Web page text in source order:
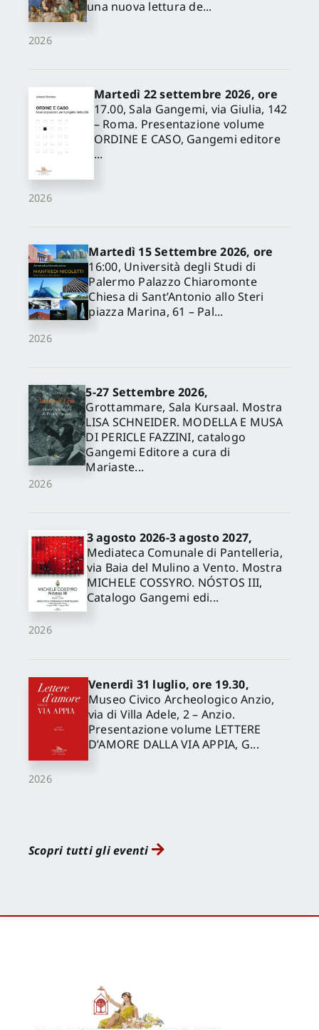
2026
una nuova lettura de...
2026
Martedì 22 settembre 2026, ore
17.00, Sala Gangemi, via Giulia, 142
– Roma. Presentazione volume
ORDINE E CASO, Gangemi editore
...
2026
Martedì 15 Settembre 2026, ore
16:00, Università degli Studi di
Palermo Palazzo Chiaromonte
Chiesa di Sant’Antonio allo Steri
piazza Marina, 61 – Pal...
2026
5-27 Settembre 2026,
Grottammare, Sala Kursaal. Mostra
LISA SCHNEIDER. MODELLA E MUSA
DI PERICLE FAZZINI, catalogo
Gangemi Editore a cura di
Mariaste...
2026
3 agosto 2026-3 agosto 2027,
Mediateca Comunale di Pantelleria,
via Baia del Mulino a Vento. Mostra
MICHELE COSSYRO. NÓSTOS III,
Catalogo Gangemi edi...
2026
Venerdì 31 luglio, ore 19.30,
Museo Civico Archeologico Anzio,
via di Villa Adele, 2 – Anzio.
Presentazione volume LETTERE
D’AMORE DALLA VIA APPIA, G...
Scopri tutti gli eventi